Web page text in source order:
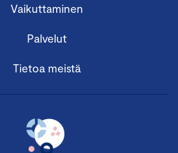
Vaikuttaminen
Palvelut
Tietoa meistä